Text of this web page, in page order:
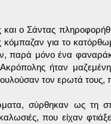
και ο Σάντας
κόμπαζαν για το
παρά μόνο ένα
ήταν
τον ερωτά τους,
σύρθηκαν ως τη
που είχαν